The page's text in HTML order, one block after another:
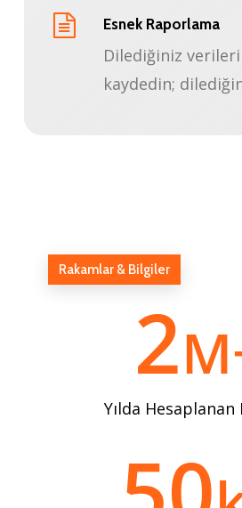
Esnek Raporlama
Dilediğiniz
kaydedin;
Rakamlar & Bilgiler
2
Yılda